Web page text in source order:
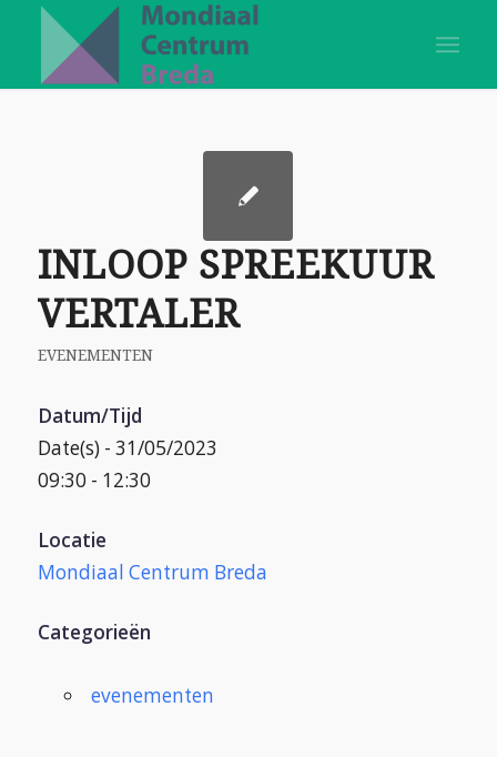
INLOOP SPREEKUUR
VERTALER
EVENEMENTEN
Datum/Tijd
Date(s) - 31/05/2023
09:30 - 12:30
Locatie
Mondiaal Centrum Breda
Categorieën
evenementen